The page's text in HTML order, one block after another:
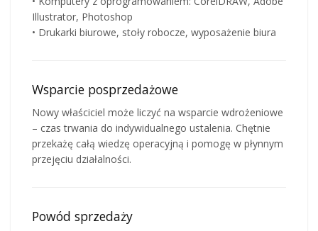
Illustrator, Photoshop
• Drukarki biurowe, stoły robocze, wyposażenie biura
Wsparcie posprzedażowe
Nowy właściciel może liczyć na wsparcie wdrożeniowe
– czas trwania do indywidualnego ustalenia. Chętnie
przekażę całą wiedzę operacyjną i pomogę w płynnym
przejęciu działalności.
Powód sprzedaży